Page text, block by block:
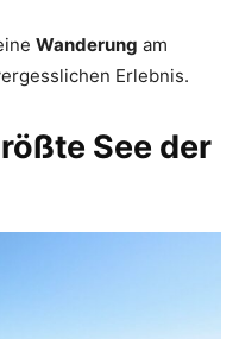
Wanderung am
Erlebnis.
See der